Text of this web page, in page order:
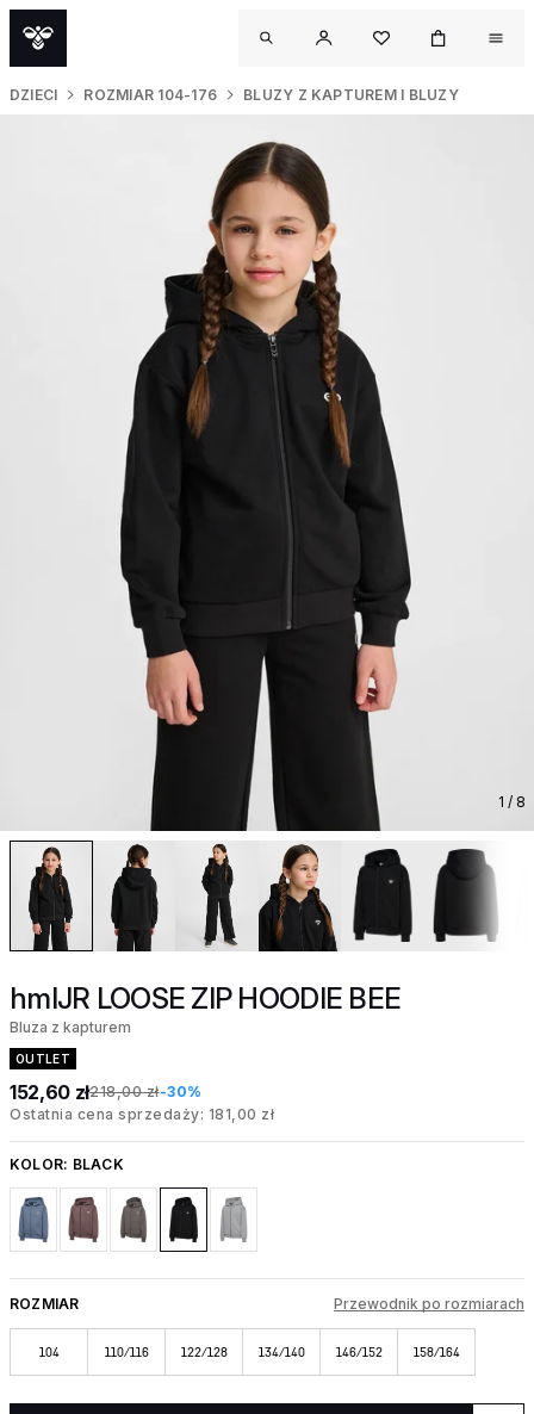
DZIECI ROZMIAR 104-176 BLUZY Z KAPTUREM I BLUZY
1 / 8
hmlJR LOOSE ZIP HOODIE BEE
Bluza z kapturem
OUTLET
152,60 zł218,00 zł-30%
Ostatnia cena sprzedaży: 181,00 zł
KOLOR: BLACK
ROZMIAR Przewodnik po rozmiarach
104 110/116 122/128 134/140 146/152 158/164